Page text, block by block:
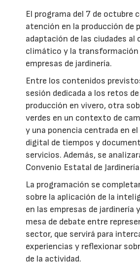
El programa del 7 de octubre
atención en la producción de
adaptación de las ciudades al
climático y la transformación
empresas de jardinería.
Entre los contenidos
sesión dedicada a los retos
producción en vivero, otra
verdes en un contexto de
y una ponencia centrada en
digital de tiempos y
servicios. Además, se
Convenio Estatal de
La programación se
sobre la aplicación de la
en las empresas de jardinería
mesa de debate entre
sector, que servirá para
experiencias y reflexionar
de la actividad.